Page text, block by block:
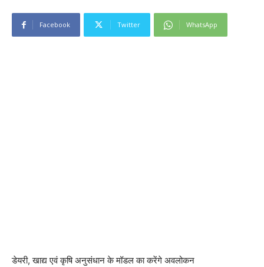
Facebook Twitter WhatsApp
डेयरी, खाद्य एवं कृषि अनुसंधान के मॉडल का करेंगे अवलोकन